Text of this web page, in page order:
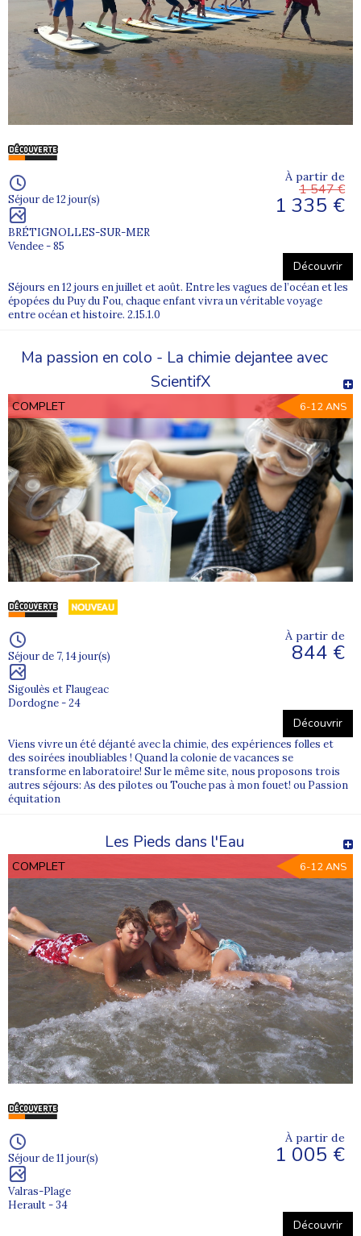
Séjour de 12 jour(s)
BRÉTIGNOLLES-SUR-MER
Vendee - 85
À partir de
1 547 €
1 335 €
Découvrir
Séjours en 12 jours en juillet et août. Entre les vagues de l’océan et les
épopées du Puy du Fou, chaque enfant vivra un véritable voyage
entre océan et histoire. 2.15.1.0
Ma passion en colo - La chimie dejantee avec
ScientifX
COMPLET 6-12 ANS
Séjour de 7, 14 jour(s)
Sigoulès et Flaugeac
Dordogne - 24
À partir de
844 €
Découvrir
Viens vivre un été déjanté avec la chimie, des expériences folles et
des soirées inoubliables ! Quand la colonie de vacances se
transforme en laboratoire! Sur le même site, nous proposons trois
autres séjours: As des pilotes ou Touche pas à mon fouet! ou Passion
équitation
Les Pieds dans l'Eau
COMPLET 6-12 ANS
Séjour de 11 jour(s)
Valras-Plage
Herault - 34
À partir de
1 005 €
Découvrir